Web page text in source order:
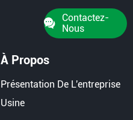
Contactez-
Nous
À Propos
Présentation De L'entreprise
Usine